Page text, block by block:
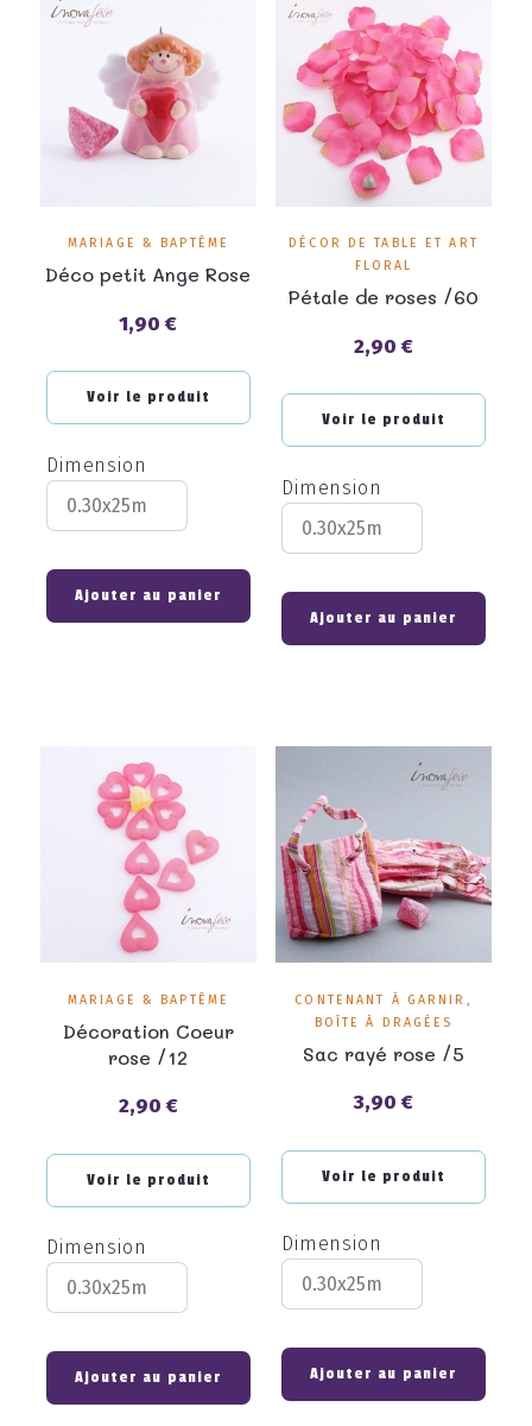
MARIAGE & BAPTÊME
Déco petit Ange Rose
Prix
1,90 €
Voir le produit
Dimension
Ajouter au panier
DÉCOR DE TABLE ET ART
FLORAL
Pétale de roses /60
Prix
2,90 €
Voir le produit
Dimension
Ajouter au panier
MARIAGE & BAPTÊME
Décoration Coeur
rose /12
Prix
2,90 €
Voir le produit
Dimension
Ajouter au panier
CONTENANT À GARNIR,
BOÎTE À DRAGÉES
Sac rayé rose /5
Prix
3,90 €
Voir le produit
Dimension
Ajouter au panier